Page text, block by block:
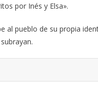
por Inés y Elsa».
al pueblo de su propia